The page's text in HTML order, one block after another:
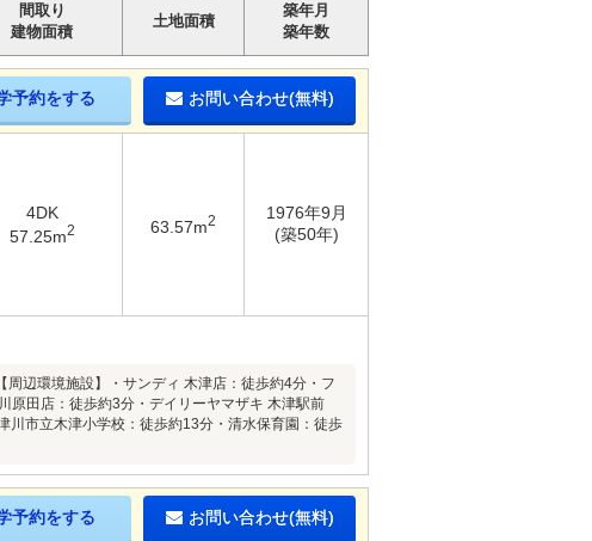
間取り
建物面積
土地面積
築年月
築年数
予約をする お問い合わせ(無料)
4DK
57.25m2 63.57m2
1976年9月
(築50年)
辺環境施設】・サンディ 木津店：徒歩約4分・フ
原田店：徒歩約3分・デイリーヤマザキ 木津駅前
川市立木津小学校：徒歩約13分・清水保育園：徒歩
予約をする お問い合わせ(無料)